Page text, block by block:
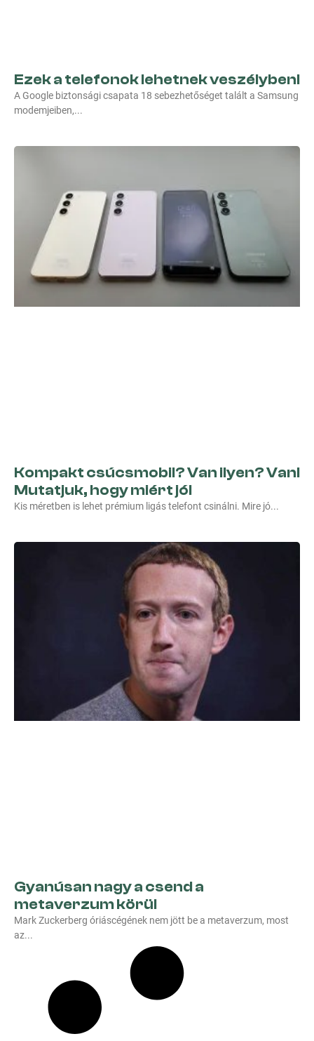
Ezek a telefonok lehetnek veszélyben!
A Google biztonsági csapata 18 sebezhetőséget talált a Samsung
modemjeiben,
Kompakt csúcsmobil? Van ilyen? Van!
Mutatjuk, hogy miért jó!
Kis méretben is lehet prémium ligás telefont csinálni. Mire jó
Gyanúsan nagy a csend a
metaverzum körül
Mark Zuckerberg óriáscégének nem jött be a metaverzum, most
az